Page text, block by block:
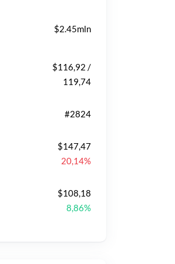
$2.45mln
$116,92 /
119,74
#2824
$147,47
20,14%
$108,18
8,86%